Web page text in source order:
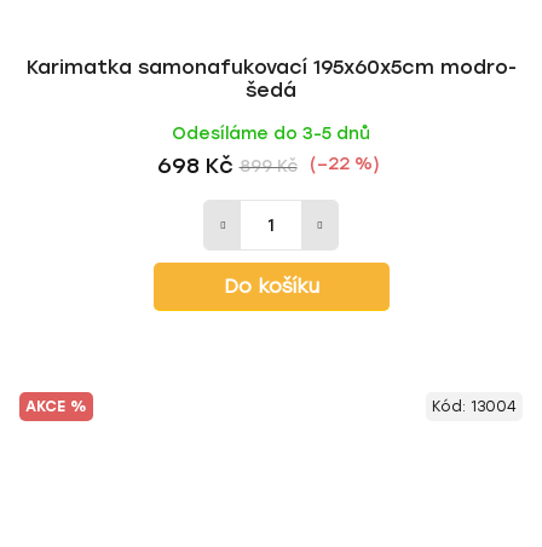
Karimatka samonafukovací 195x60x5cm modro-
šedá
Odesíláme do 3-5 dnů
698 Kč 899 Kč (–22 %)
Do košíku
AKCE % Kód: 13004